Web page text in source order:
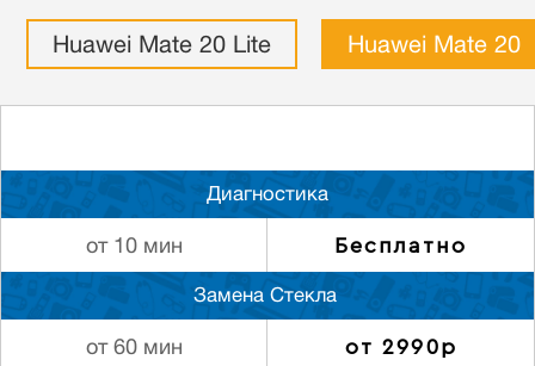
Huawei Mate 20 Lite Huawei Mate 20
Диагностика
от 10 мин Бесплатно
Замена Стекла
от 60 мин от 2990р